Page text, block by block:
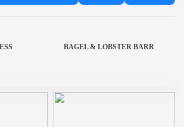
BAGEL & LOBSTER BARR